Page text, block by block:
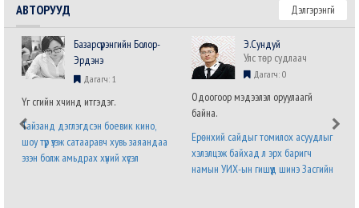
АВТОРУУД Дэлгэрэнгүй
Базарсүрэнгийн Болор-
Эрдэнэ
Дагагч: 1
Үг үсгийн хүчинд итгэдэг.
Тайзанд дэглэгдсэн боевик кино,
шоу түр үзэж сатааравч хувь заяандаа
эзэн болж амьдрах хүний хүсэл
Э.Сундуй
Улс төр судлаач
Дагагч: 0
Одоогоор мэдээлэл оруулаагүй
байна.
Ерөнхий сайдыг томилох асуудлыг
хэлэлцэж байхад л эрх баригч
намын УИХ-ын гишүүд шинэ Засгийн